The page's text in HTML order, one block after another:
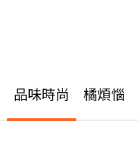
品味時尚 橘煩惱